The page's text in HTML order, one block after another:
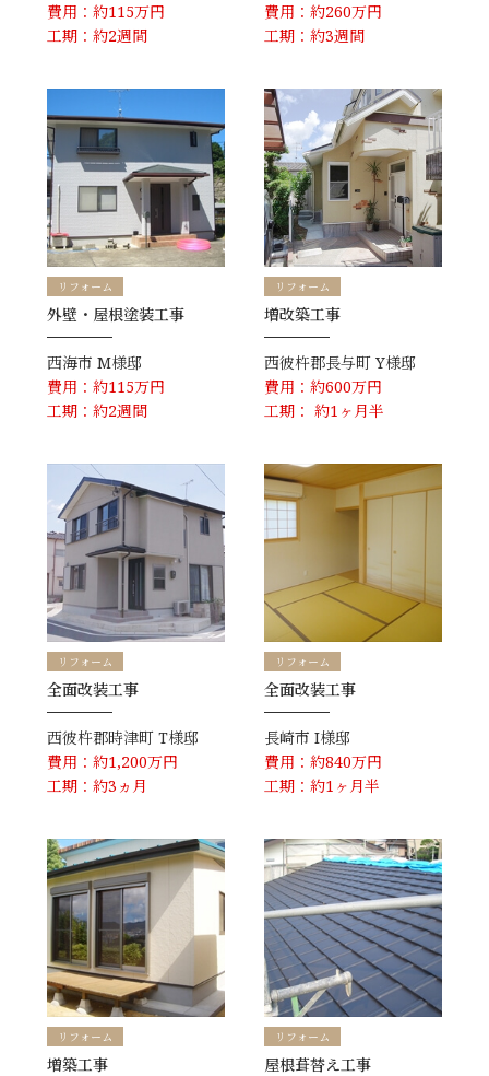
費用：約115万円
工期：約2週間
費用：約260万円
工期：約3週間
リフォーム
外壁・屋根塗装工事
西海市 M様邸
費用：約115万円
工期：約2週間
リフォーム
増改築工事
西彼杵郡長与町 Y様邸
費用：約600万円
工期： 約1ヶ月半
リフォーム
全面改装工事
西彼杵郡時津町 T様邸
費用：約1,200万円
工期：約3ヵ月
リフォーム
全面改装工事
長崎市 I様邸
費用：約840万円
工期：約1ヶ月半
リフォーム
増築工事
リフォーム
屋根葺替え工事